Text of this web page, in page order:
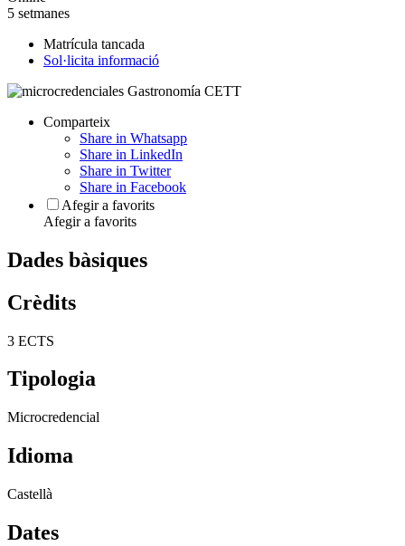
5 setmanes
Matrícula tancada
Sol·licita informació
Comparteix
Share in Whatsapp
Share in LinkedIn
Share in Twitter
Share in Facebook
Afegir a favorits
Afegir a favorits
Dades bàsiques
Crèdits
3 ECTS
Tipologia
Microcredencial
Idioma
Castellà
Dates